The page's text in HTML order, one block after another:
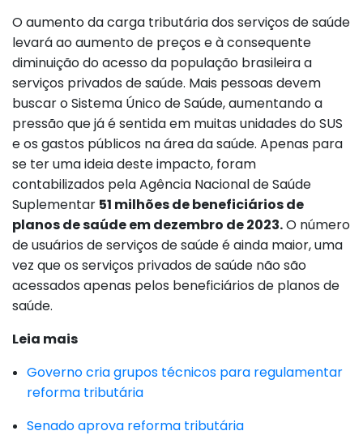
O aumento da carga tributária dos serviços de saúde
levará ao aumento de preços e à consequente
diminuição do acesso da população brasileira a
serviços privados de saúde. Mais pessoas devem
buscar o Sistema Único de Saúde, aumentando a
pressão que já é sentida em muitas unidades do SUS
e os gastos públicos na área da saúde. Apenas para
se ter uma ideia deste impacto, foram
contabilizados pela Agência Nacional de Saúde
Suplementar 51 milhões de beneficiários de
planos de saúde em dezembro de 2023.O número
de usuários de serviços de saúde é ainda maior, uma
vez que os serviços privados de saúde não são
acessados apenas pelos beneficiários de planos de
saúde.
Leia mais
Governo cria grupos técnicos para regulamentar
reforma tributária
Senado aprova reforma tributária